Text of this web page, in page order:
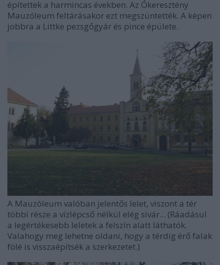
építettek a harmincas években. Az Ókeresztény
Mauzóleum feltárásakor ezt megszüntették. A képen
jobbra a Littke pezsgőgyár és pince épülete.
A Mauzóleum valóban jelentős lelet, viszont a tér
többi része a vízlépcső nélkül elég sivár... (Ráadásul
a legértékesebb leletek a felszín alatt láthatók.
Valahogy meg lehetne oldani, hogy a térdig érő falak
fölé is visszaépítsék a szerkezetet.)